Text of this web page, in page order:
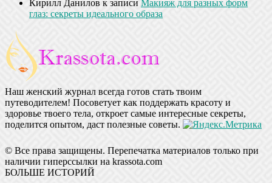
Кирилл Данилов к записи Макияж для разных форм
глаз: секреты идеального образа
Наш женский журнал всегда готов стать твоим
путеводителем! Посоветует как поддержать красоту и
здоровье твоего тела, откроет самые интересные секреты,
поделится опытом, даст полезные советы.
© Все права защищены. Перепечатка материалов только при
наличии гиперссылки на krassota.com
БОЛЬШЕ ИСТОРИЙ